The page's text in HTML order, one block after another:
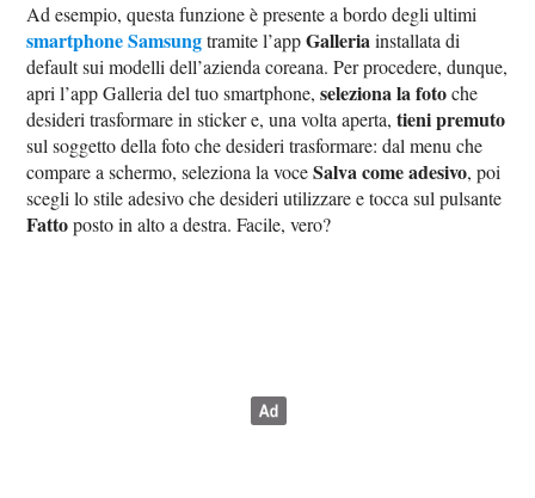
Ad esempio, questa funzione è presente a bordo degli ultimi
smartphone Samsungtramite l’appGalleriainstallata di
default sui modelli dell’azienda coreana. Per procedere, dunque,
apri l’app Galleria del tuo smartphone,seleziona la fotoche
desideri trasformare in sticker e, una volta aperta,tieni premuto
sul soggetto della foto che desideri trasformare: dal menu che
compare a schermo, seleziona la voceSalva come adesivo, poi
scegli lo stile adesivo che desideri utilizzare e tocca sul pulsante
Fattoposto in alto a destra. Facile, vero?